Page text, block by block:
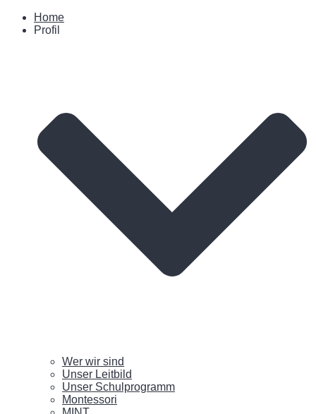
Home
Profil
Wer wir sind
Unser Leitbild
Unser Schulprogramm
Montessori